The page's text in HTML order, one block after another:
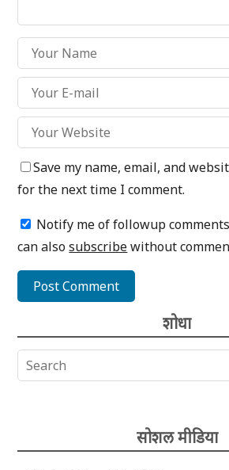
Save my name, email, and
for the next time I comment.
Notify me of followup
can alsosubscribewithout
शोधा
सोशल मीडिया